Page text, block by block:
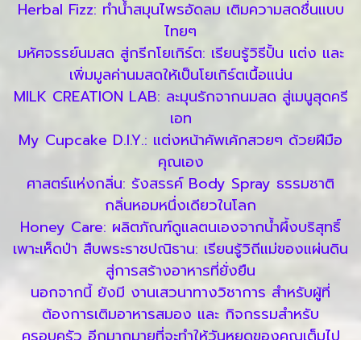
Herbal Fizz: ทำน้ำสมุนไพรอัดลม เติมความสดชื่นแบบ
ไทยๆ
มหัศจรรย์นมสด สู่กรีกโยเกิร์ต: เรียนรู้วิธีปั้น แต่ง และ
เพิ่มมูลค่านมสดให้เป็นโยเกิร์ตเนื้อแน่น
MILK CREATION LAB: ละมุนรักจากนมสด สู่เมนูสุดครี
เอท
My Cupcake D.I.Y.: แต่งหน้าคัพเค้กสวยๆ ด้วยฝีมือ
คุณเอง
ศาสตร์แห่งกลิ่น: รังสรรค์ Body Spray ธรรมชาติ
กลิ่นหอมหนึ่งเดียวในโลก
Honey Care: ผลิตภัณฑ์ดูแลตนเองจากน้ำผึ้งบริสุทธิ์
เพาะเห็ดป่า สืบพระราชปณิธาน: เรียนรู้วิถีแม่ของแผ่นดิน
สู่การสร้างอาหารที่ยั่งยืน
นอกจากนี้ ยังมี งานเสวนาทางวิชาการ สำหรับผู้ที่
ต้องการเติมอาหารสมอง และ กิจกรรมสำหรับ